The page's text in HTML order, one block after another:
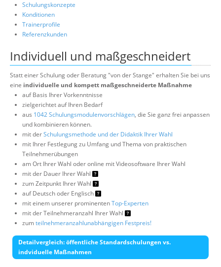
Schulungskonzepte
Konditionen
Trainerprofile
Referenzkunden
Individuell und maßgeschneidert
Statt einer Schulung oder Beratung "von der Stange" erhalten Sie bei uns
eine individuelle und kompett maßgeschneiderte Maßnahme
auf Basis Ihrer Vorkenntnisse
zielgerichtet auf Ihren Bedarf
aus 1042 Schulungsmodulenvorschlägen, die Sie ganz frei anpassen
und kombinieren können.
mit derSchulungsmethode und der Didaktik Ihrer Wahl
mit Ihrer Festlegung zu Umfang und Thema von praktischen
Teilnehmerübungen
am Ort Ihrer Wahl oder online mit Videosoftware Ihrer Wahl
mit der Dauer Ihrer Wahl
zum Zeitpunkt Ihrer Wahl
auf Deutsch oder Englisch
mit einem unserer prominentenTop-Experten
mit der Teilnehmeranzahl Ihrer Wahl
zumteilnehmeranzahlunabhängigen Festpreis!
Detailvergleich: öffentliche Standardschulungen vs.
indviduelle Maßnahmen